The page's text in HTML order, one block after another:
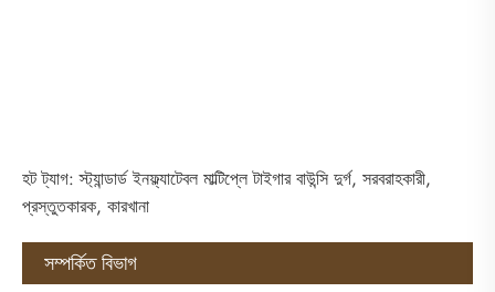
হট ট্যাগ: স্ট্যান্ডার্ড ইনফ্ল্যাটেবল মাল্টিপ্লে টাইগার বাউন্সি দুর্গ, সরবরাহকারী,
প্রস্তুতকারক, কারখানা
সম্পর্কিত বিভাগ